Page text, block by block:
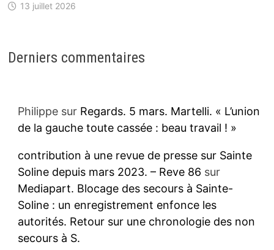
13 juillet 2026
Derniers commentaires
Philippesur Regards. 5 mars. Martelli. « L’union
de la gauche toute cassée : beau travail ! »
contribution à une revue de presse sur Sainte
Soline depuis mars 2023. – Reve 86 sur
Mediapart. Blocage des secours à Sainte-
Soline : un enregistrement enfonce les
autorités. Retour sur une chronologie des non
secours à S.